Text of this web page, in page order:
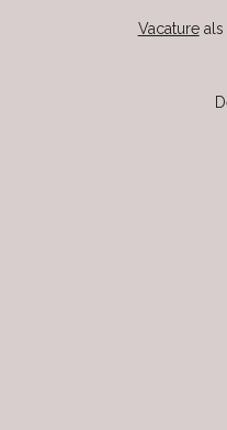
Vacatureals